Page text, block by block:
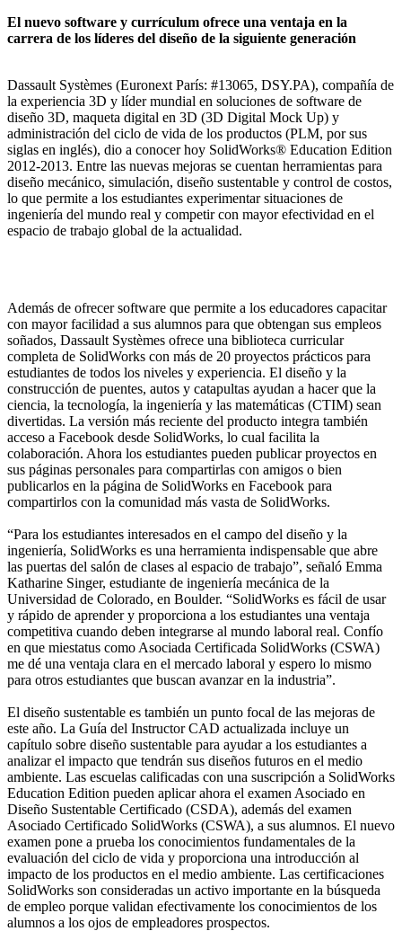
El nuevo software y currículum ofrece una ventaja en la
carrera de los líderes del diseño de la siguiente generación
Dassault Systèmes (Euronext París: #13065, DSY.PA), compañía de
la experiencia 3D y líder mundial en soluciones de software de
diseño 3D, maqueta digital en 3D (3D Digital Mock Up) y
administración del ciclo de vida de los productos (PLM, por sus
siglas en inglés), dio a conocer hoy SolidWorks® Education Edition
2012-2013. Entre las nuevas mejoras se cuentan herramientas para
diseño mecánico, simulación, diseño sustentable y control de costos,
lo que permite a los estudiantes experimentar situaciones de
ingeniería del mundo real y competir con mayor efectividad en el
espacio de trabajo global de la actualidad.
Además de ofrecer software que permite a los educadores capacitar
con mayor facilidad a sus alumnos para que obtengan sus empleos
soñados, Dassault Systèmes ofrece una biblioteca curricular
completa de SolidWorks con más de 20 proyectos prácticos para
estudiantes de todos los niveles y experiencia. El diseño y la
construcción de puentes, autos y catapultas ayudan a hacer que la
ciencia, la tecnología, la ingeniería y las matemáticas (CTIM) sean
divertidas. La versión más reciente del producto integra también
acceso a Facebook desde SolidWorks, lo cual facilita la
colaboración. Ahora los estudiantes pueden publicar proyectos en
sus páginas personales para compartirlas con amigos o bien
publicarlos en la página de SolidWorks en Facebook para
compartirlos con la comunidad más vasta de SolidWorks.
“Para los estudiantes interesados en el campo del diseño y la
ingeniería, SolidWorks es una herramienta indispensable que abre
las puertas del salón de clases al espacio de trabajo”, señaló Emma
Katharine Singer, estudiante de ingeniería mecánica de la
Universidad de Colorado, en Boulder. “SolidWorks es fácil de usar
y rápido de aprender y proporciona a los estudiantes una ventaja
competitiva cuando deben integrarse al mundo laboral real. Confío
en que miestatus como Asociada Certificada SolidWorks (CSWA)
me dé una ventaja clara en el mercado laboral y espero lo mismo
para otros estudiantes que buscan avanzar en la industria”.
El diseño sustentable es también un punto focal de las mejoras de
este año. La Guía del Instructor CAD actualizada incluye un
capítulo sobre diseño sustentable para ayudar a los estudiantes a
analizar el impacto que tendrán sus diseños futuros en el medio
ambiente. Las escuelas calificadas con una suscripción a SolidWorks
Education Edition pueden aplicar ahora el examen Asociado en
Diseño Sustentable Certificado (CSDA), además del examen
Asociado Certificado SolidWorks (CSWA), a sus alumnos. El nuevo
examen pone a prueba los conocimientos fundamentales de la
evaluación del ciclo de vida y proporciona una introducción al
impacto de los productos en el medio ambiente. Las certificaciones
SolidWorks son consideradas un activo importante en la búsqueda
de empleo porque validan efectivamente los conocimientos de los
alumnos a los ojos de empleadores prospectos.